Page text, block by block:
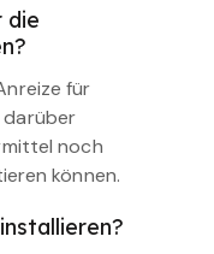
die
für
darüber
noch
können.